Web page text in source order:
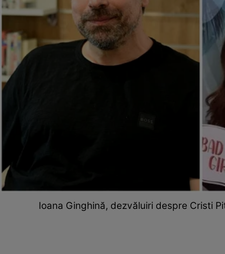
Ioana Ginghină, dezvăluiri despre Cristi